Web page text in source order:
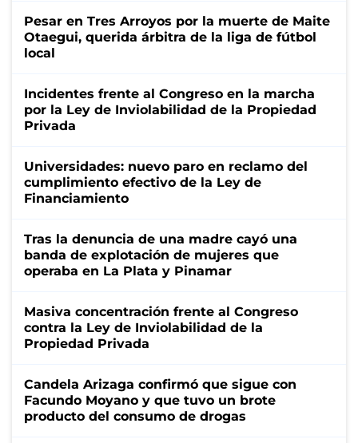
Pesar en Tres Arroyos por la muerte de Maite
Otaegui, querida árbitra de la liga de fútbol
local
Incidentes frente al Congreso en la marcha
por la Ley de Inviolabilidad de la Propiedad
Privada
Universidades: nuevo paro en reclamo del
cumplimiento efectivo de la Ley de
Financiamiento
Tras la denuncia de una madre cayó una
banda de explotación de mujeres que
operaba en La Plata y Pinamar
Masiva concentración frente al Congreso
contra la Ley de Inviolabilidad de la
Propiedad Privada
Candela Arizaga confirmó que sigue con
Facundo Moyano y que tuvo un brote
producto del consumo de drogas